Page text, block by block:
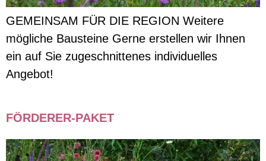
GEMEINSAM FÜR DIE REGION Weitere
mögliche Bausteine Gerne erstellen wir Ihnen
ein auf Sie zugeschnittenes individuelles
Angebot!
FÖRDERER-PAKET